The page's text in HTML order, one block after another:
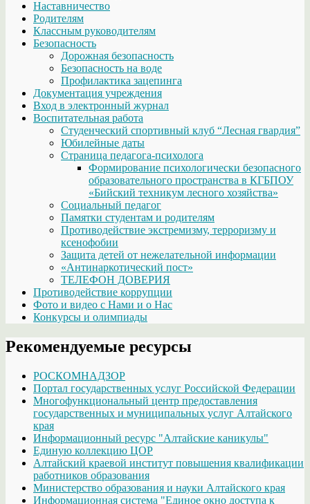
Наставничество
Родителям
Классным руководителям
Безопасность
Дорожная безопасность
Безопасность на воде
Профилактика зацепинга
Документация учреждения
Вход в электронный журнал
Воспитательная работа
Студенческий спортивный клуб “Лесная гвардия”
Юбилейные даты
Страница педагога-психолога
Формирование психологически безопасного
образовательного пространства в КГБПОУ
«Бийский техникум лесного хозяйства»
Социальный педагог
Памятки студентам и родителям
Противодействие экстремизму, терроризму и
ксенофобии
Защита детей от нежелательной информации
«Антинаркотический пост»
ТЕЛЕФОН ДОВЕРИЯ
Противодействие коррупции
Фото и видео с Нами и о Нас
Конкурсы и олимпиады
Рекомендуемые ресурсы
РОСКОМНАДЗОР
Портал государственных услуг Российской Федерации
Многофункциональный центр предоставления
государственных и муниципальных услуг Алтайского
края
Информационный ресурс "Алтайские каникулы"
Единую коллекцию ЦОР
Алтайский краевой институт повышения квалификации
работников образования
Министерство образования и науки Алтайского края
Информационная система "Единое окно доступа к